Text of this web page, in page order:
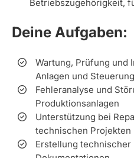
Betriebszugehörigkeit,
Deine Aufgaben:
Wartung, Prüfung und
Anlagen und
Fehleranalyse und
Produktionsanlagen
Unterstützung bei
technischen Projekten
Erstellung technischer